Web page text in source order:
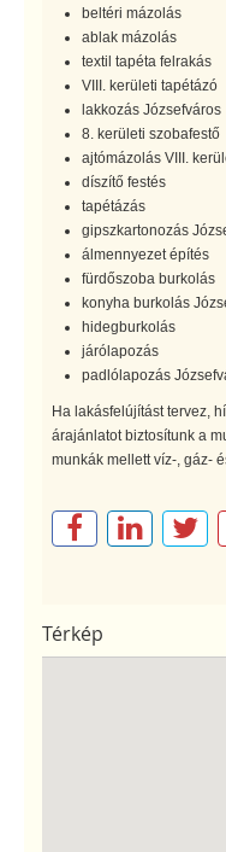
beltéri mázolás
ablak mázolás
textil tapéta felrakás
VIII. kerületi tapétázó
lakkozás Józsefváros
8. kerületi szobafestő
ajtómázolás VIII.
díszítő festés
tapétázás
gipszkartonozás
álmennyezet építés
fürdőszoba burkolás
konyha burkolás
hidegburkolás
járólapozás
padlólapozás
Ha lakásfelújítást tervez,
árajánlatot biztosítunk a
munkák mellett víz-, gáz-
Térkép